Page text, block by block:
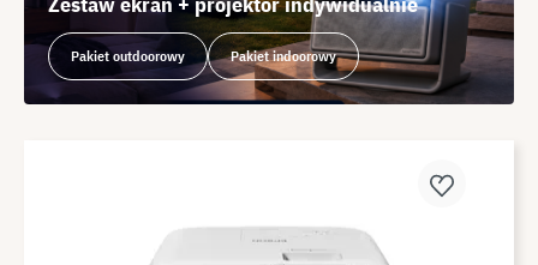
Pakiet outdoorowy Pakiet indoorowy